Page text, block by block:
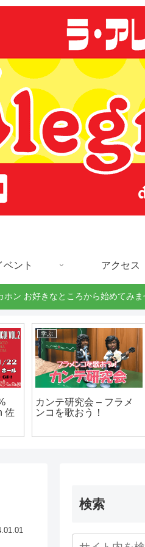
ベント アクセス
ホン お好きなところから始めてみ
ペ
や
トップ表示
第９回 ラ･アレグリア
フラメンコ教室
検索